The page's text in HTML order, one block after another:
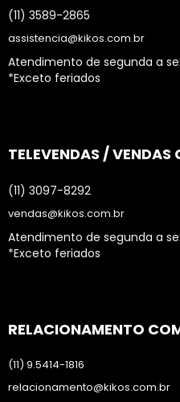
(11) 3589-2865
assistencia@kikos.com.br
Atendimento de segunda a
*Exceto feriados
TELEVENDAS /
(11) 3097-8292
vendas@kikos.com.br
Atendimento de segunda a
*Exceto feriados
RELACIONAMENTO
(11) 9.5414-1816
relacionamento@kikos.com.br